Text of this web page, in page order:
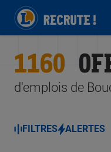
1160
d'emplois de
FILTRES ALERTES